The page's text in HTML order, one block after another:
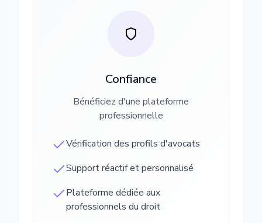
Confiance
Bénéficiez d'une plateforme
professionnelle
Vérification des profils d'avocats
Support réactif et personnalisé
Plateforme dédiée aux
professionnels du droit